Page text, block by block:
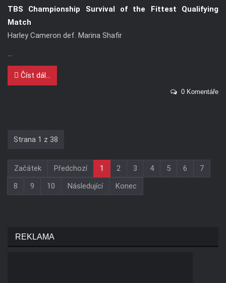
TBS Championship Survival of the Fittest Qualifying
Match
Harley Cameron def. Marina Shafir
...
Číst dál...
0 Komentáře
Strana 1 z 38
Začátek Předchozí 1 2 3 4 5 6
7
8
9 10 Následující Konec
REKLAMA